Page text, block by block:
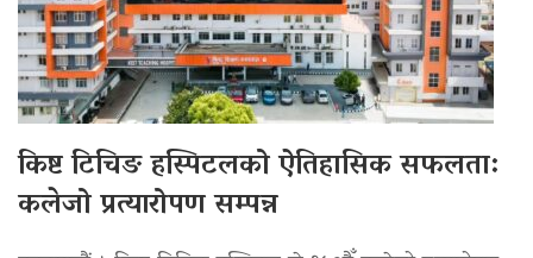
किष्ट टिचिङ हस्पिटलको ऐतिहासिक सफलता:
कलेजो प्रत्यारोपण सम्पन्न